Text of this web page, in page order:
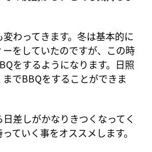
わってきます。冬は基本的に
をしていたのですが、この時
をするようになります。日照
でBBQをすることができま
差しがかなりきつくなってく
ていく事をオススメします。